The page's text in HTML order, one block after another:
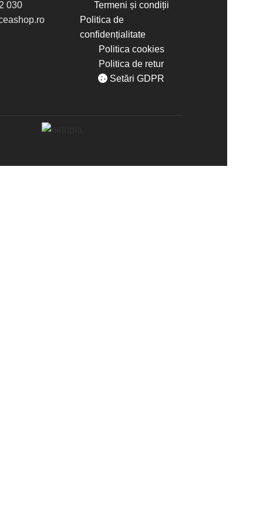
030
Termeni și condiții
Politica de
confidențialitate
Politica cookies
Politica de retur
Setări GDPR